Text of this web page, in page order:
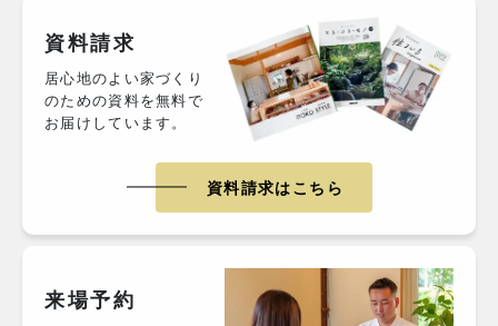
資料請求
居心地のよい家づくり
のための資料を無料で
お届けしています。
資料請求はこちら
来場予約